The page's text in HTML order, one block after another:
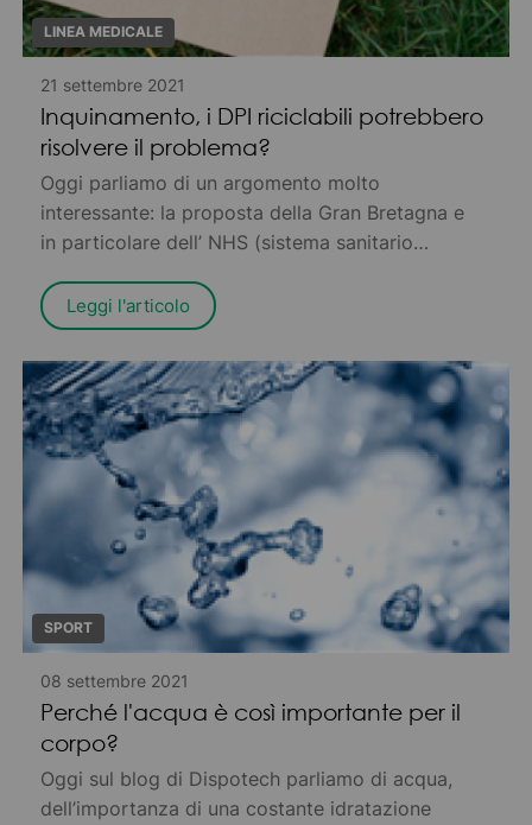
LINEA MEDICALE
21 settembre 2021
Inquinamento, i DPI riciclabili potrebbero
risolvere il problema?
Oggi parliamo di un argomento molto
interessante: la proposta della Gran Bretagna e
in particolare dell’ NHS (sistema sanitario
(Dispositivi di Protezione Individuale) riciclabili
per ridurre l’inquinamento.
Leggi l'articolo
SPORT
08 settembre 2021
Perché l'acqua è così importante per il
corpo?
Oggi sul blog di Dispotech parliamo di acqua,
dell’importanza di una costante idratazione